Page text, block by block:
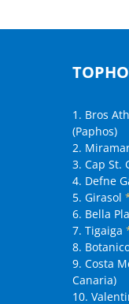
1. Bros
(Paphos)
2.
3. Cap St.
4. Defne
5. Girasol
6. Bella
7. Tigaiga
8.
9. Costa
Canaria)
10.